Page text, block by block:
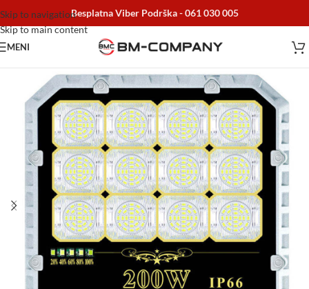
Skip to navigation
Skip to main content
Besplatna Viber Podrška -061 030 005
MENI